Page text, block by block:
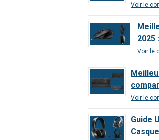
Voir le
2025
Voir le
Voir le
Guide